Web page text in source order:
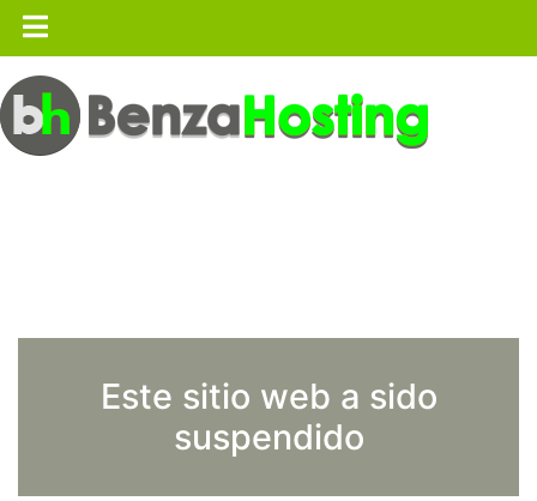
Este sitio web a sido
suspendido